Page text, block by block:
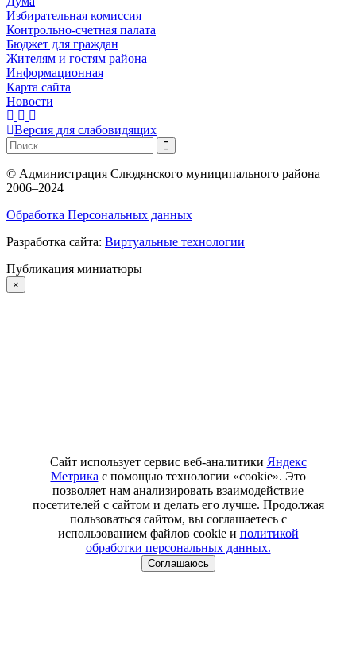
Избирательная комиссия
Контрольно-счетная палата
Бюджет для граждан
Жителям и гостям района
Информационная
Карта сайта
Новости
Версия для слабовидящих
© Администрация Слюдянского муниципального района
2006–2024
Обработка Персональных данных
Разработка сайта: Виртуальные технологии
Публикация миниатюры
×
Сайт использует сервис веб-аналитики Яндекс
Метрика с помощью технологии «cookie». Это
позволяет нам анализировать взаимодействие
посетителей с сайтом и делать его лучше. Продолжая
пользоваться сайтом, вы соглашаетесь с
использованием файлов cookie и политикой
обработки персональных данных.
Соглашаюсь